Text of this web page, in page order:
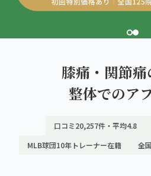
体の重だるさ
膝痛・関節痛
整体でのア
口コミ20,257件・平均4.8
MLB球団10年トレーナー在籍
全